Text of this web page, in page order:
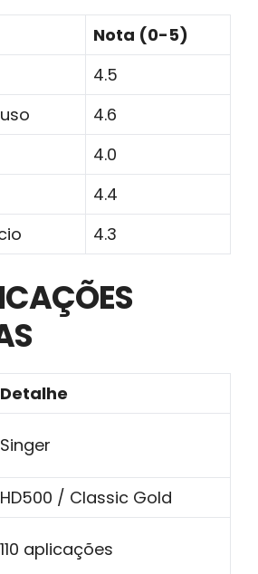
Nota (0-5)
4.5
4.6
4.0
4.4
4.3
Detalhe
Singer
HD500 / Classic Gold
110 aplicações